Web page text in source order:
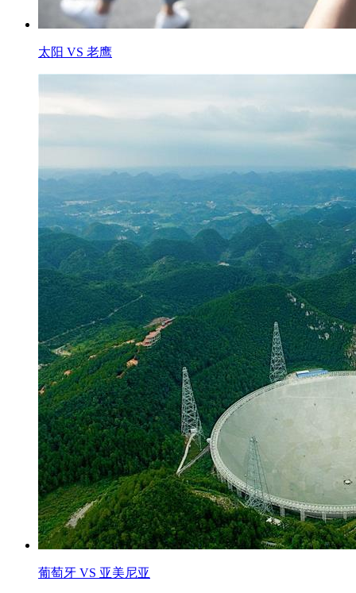
太阳 VS 老鹰
葡萄牙 VS 亚美尼亚